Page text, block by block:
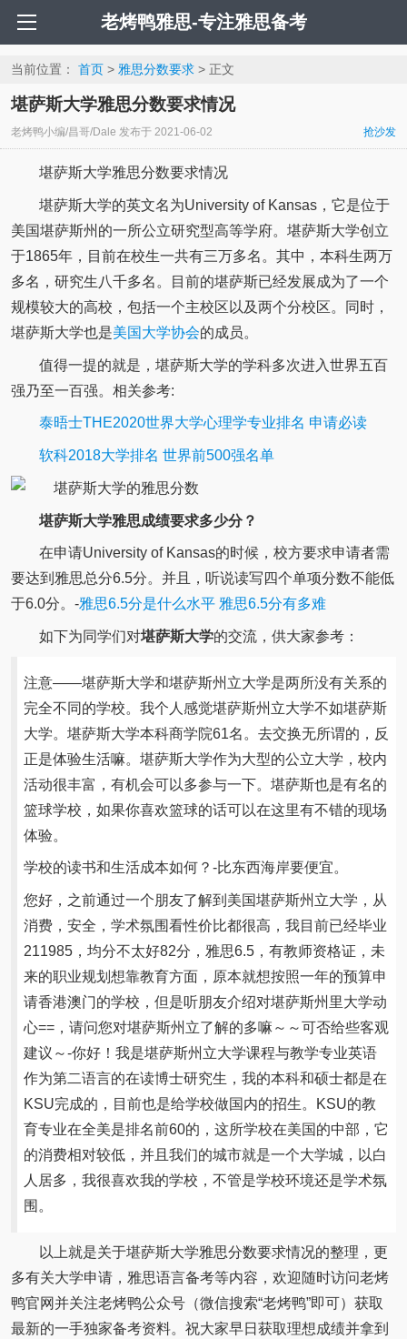
老烤鸭雅思-专注雅思备考
当前位置： 首页> 雅思分数要求> 正文
堪萨斯大学雅思分数要求情况
老烤鸭小编/昌哥/Dale 发布于 2021-06-02 抢沙发
堪萨斯大学雅思分数要求情况
堪萨斯大学的英文名为University of Kansas，它是位于
美国堪萨斯州的一所公立研究型高等学府。堪萨斯大学创立
于1865年，目前在校生一共有三万多名。其中，本科生两万
多名，研究生八千多名。目前的堪萨斯已经发展成为了一个
规模较大的高校，包括一个主校区以及两个分校区。同时，
堪萨斯大学也是美国大学协会的成员。
值得一提的就是，堪萨斯大学的学科多次进入世界五百
强乃至一百强。相关参考:
泰晤士THE2020世界大学心理学专业排名 申请必读
软科2018大学排名 世界前500强名单
堪萨斯大学雅思成绩要求多少分？
在申请University of Kansas的时候，校方要求申请者需
要达到雅思总分6.5分。并且，听说读写四个单项分数不能低
于6.0分。-雅思6.5分是什么水平 雅思6.5分有多难
如下为同学们对堪萨斯大学的交流，供大家参考：
注意——堪萨斯大学和堪萨斯州立大学是两所没有关系的
完全不同的学校。我个人感觉堪萨斯州立大学不如堪萨斯
大学。堪萨斯大学本科商学院61名。去交换无所谓的，反
正是体验生活嘛。堪萨斯大学作为大型的公立大学，校内
活动很丰富，有机会可以多参与一下。堪萨斯也是有名的
篮球学校，如果你喜欢篮球的话可以在这里有不错的现场
体验。
学校的读书和生活成本如何？-比东西海岸要便宜。
您好，之前通过一个朋友了解到美国堪萨斯州立大学，从
消费，安全，学术氛围看性价比都很高，我目前已经毕业
211985，均分不太好82分，雅思6.5，有教师资格证，未
来的职业规划想靠教育方面，原本就想按照一年的预算申
请香港澳门的学校，但是听朋友介绍对堪萨斯州里大学动
心==，请问您对堪萨斯州立了解的多嘛～～可否给些客观
建议～-你好！我是堪萨斯州立大学课程与教学专业英语
作为第二语言的在读博士研究生，我的本科和硕士都是在
KSU完成的，目前也是给学校做国内的招生。KSU的教
育专业在全美是排名前60的，这所学校在美国的中部，它
的消费相对较低，并且我们的城市就是一个大学城，以白
人居多，我很喜欢我的学校，不管是学校环境还是学术氛
围。
以上就是关于堪萨斯大学雅思分数要求情况的整理，更
多有关大学申请，雅思语言备考等内容，欢迎随时访问老烤
鸭官网并关注老烤鸭公众号（微信搜索“老烤鸭”即可）获取
最新的一手独家备考资料。祝大家早日获取理想成绩并拿到